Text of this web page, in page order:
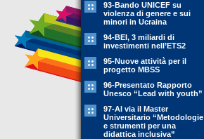
93-Bando UNICEF su
violenza di genere e sui
minori in Ucraina
94-BEI, 3 miliardi di
investimenti nell’ETS2
95-Nuove attività per il
progetto MBSS
96-Presentato Rapporto
Unesco “Lead with youth”
97-Al via il Master
Universitario “Metodologie
e strumenti per una
didattica inclusiva”